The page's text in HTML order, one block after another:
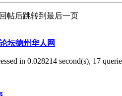
回帖后跳转到最后一页
坛德州华人网
in 0.028214 second(s), 17